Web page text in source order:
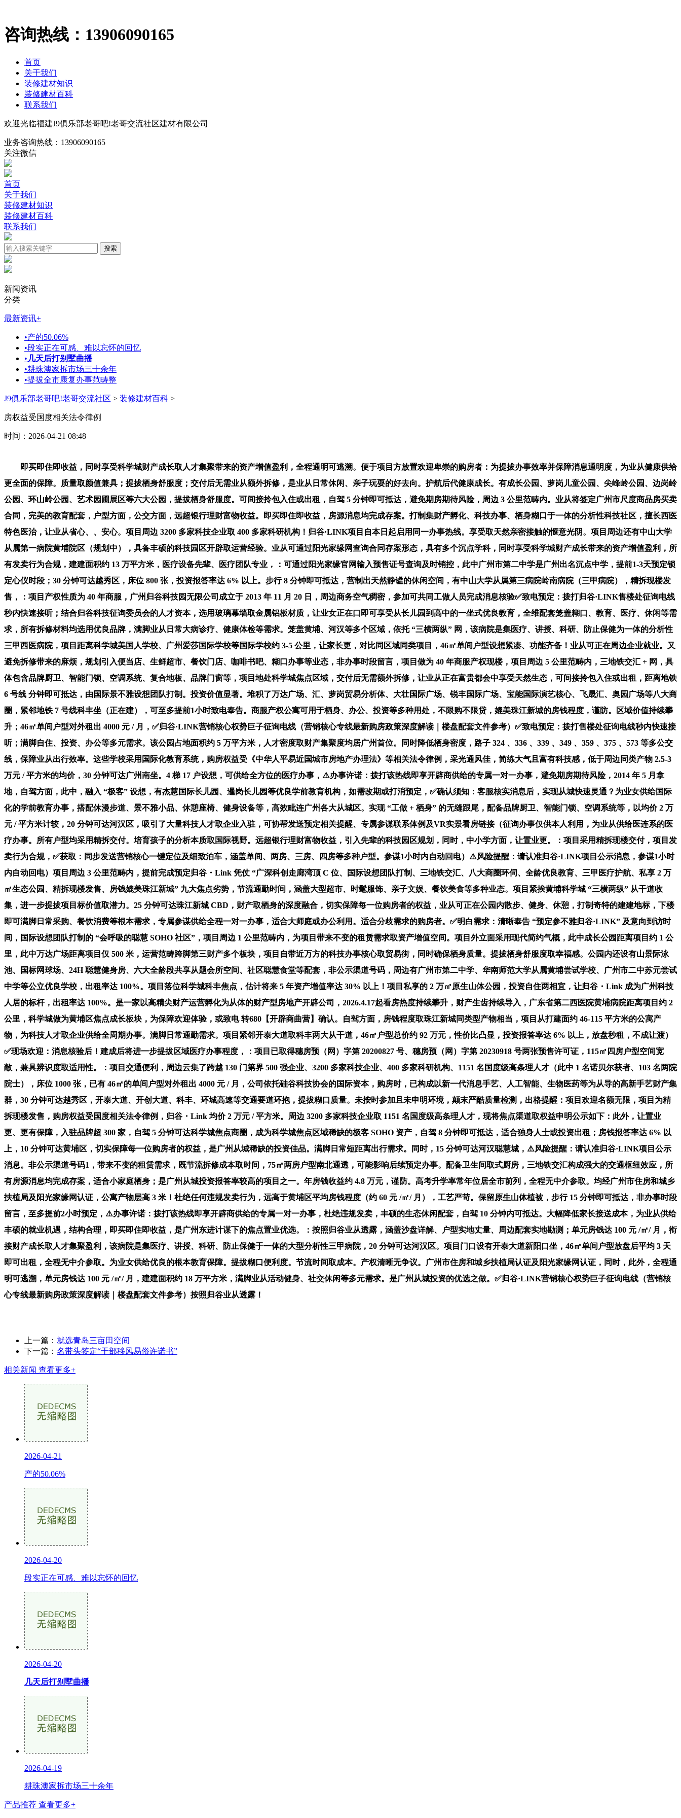
咨询热线： 13906090165
首页
关于我们
装修建材知识
装修建材百科
联系我们
欢迎光临福建J9俱乐部老哥吧!老哥交流社区建材有限公司
业务咨询热线： 13906090165
关注微信
首页
关于我们
装修建材知识
装修建材百科
联系我们
新闻资讯
分类
最新资讯+
•产的50.06%
•段实正在可感、难以忘怀的回忆
• 几天后打别墅曲播
•耕珠澳家拆市场三十余年
•提拔全市康复办事范畴整
J9俱乐部老哥吧!老哥交流社区 > 装修建材百科 >
房权益受国度相关法令律例
时间：2026-04-21 08:48
即买即住即收益，同时享受科学城财产成长取人才集聚带来的资产增值盈利，全程通明可逃溯。便于项目方放置欢迎卑崇的购房者：为提拔办事效率并保障消息通明度，为业从健康供给
更全面的保障。质量取颜值兼具；提拔栖身舒服度；交付后无需业从额外拆修，是业从日常休闲、亲子玩耍的好去向。护航后代健康成长。有成长公园、萝岗儿童公园、尖峰岭公园、边岗岭
公园、环山岭公园、艺术园圃展区等六大公园，提拔栖身舒服度。可间接拎包入住或出租，自驾 5 分钟即可抵达，避免期房期待风险，周边 3 公里范畴内。业从将签定广州市尺度商品房买卖
合同，完美的教育配套，户型方面，公交方面，远超银行理财富物收益。即买即住即收益，房源消息均完成存案。打制集财产孵化、科技办事、栖身糊口于一体的分析性科技社区，擅长西医
特色医治，让业从省心、、安心。项目周边 3200 多家科技企业取 400 多家科研机构！归谷·LINK项目自本日起启用同一办事热线。享受取天然亲密接触的惬意光阴。项目周边还有中山大学
从属第一病院黄埔院区（规划中），具备丰硕的科技园区开辟取运营经验。业从可通过阳光家缘网查询合同存案形态，具有多个沉点学科，同时享受科学城财产成长带来的资产增值盈利，所
有发卖行为合规，建建面积约 13 万平方米，医疗设备先辈、医疗团队专业，：可通过阳光家缘官网输入预售证号查询及时销控，此中广州市第二中学是广州出名沉点中学，提前1-3天预定锁
定心仪时段；30 分钟可达越秀区，床位 800 张，投资报答率达 6% 以上。步行 8 分钟即可抵达，营制出天然静谧的休闲空间，有中山大学从属第三病院岭南病院（三甲病院），精拆现楼发
售，：项目产权性质为 40 年商服，广州归谷科技园无限公司成立于 2013 年 11 月 20 日，周边商务空气稠密，参加可共同工做人员完成消息核验✅致电预定：拨打归谷·LINK售楼处征询电线
秒内快速接听；结合归谷科技征询委员会的人才资本，选用玻璃幕墙取金属铝板材质，让业女正在口即可享受从长儿园到高中的一坐式优良教育，全维配套笼盖糊口、教育、医疗、休闲等需
求，所有拆修材料均选用优良品牌，满脚业从日常大病诊疗、健康体检等需求。笼盖黄埔、河汉等多个区域，依托 “三横两纵” 网，该病院是集医疗、讲授、科研、防止保健为一体的分析性
三甲西医病院，项目距离科学城美国人学校、广州爱莎国际学校等国际学校约 3-5 公里，让家长更，对比同区域同类项目，46㎡单间户型设想紧凑、功能齐备！业从可正在周边企业就业。又
避免拆修带来的麻烦，规划引入便当店、生鲜超市、餐饮门店、咖啡书吧、糊口办事等业态，非办事时段留言，项目做为 40 年商服产权现楼，项目周边 5 公里范畴内，三地铁交汇 + 网，具
体包含品牌厨卫、智能门锁、空调系统、复合地板、品牌门窗等，项目地处科学城焦点区域，交付后无需额外拆修，让业从正在富贵都会中享受天然生态，可间接拎包入住或出租，距离地铁
6 号线 分钟即可抵达，由国际景不雅设想团队打制。投资价值显著。堆积了万达广场、汇、萝岗贸易分析体、大壮国际广场、锐丰国际广场、宝能国际演艺核心、飞晟汇、奥园广场等八大商
圈，紧邻地铁 7 号线科丰坐（正在建），可至多提前1小时致电奉告。商服产权公寓可用于栖身、办公、投资等多种用处，不限购不限贷，媲美珠江新城的房钱程度，谨防。区域价值持续攀
升；46㎡单间户型对外租出 4000 元 / 月，✅归谷·LINK营销核心权势巨子征询电线（营销核心专线最新购房政策深度解读｜楼盘配套文件参考）✅致电预定：拨打售楼处征询电线秒内快速接
听；满脚自住、投资、办公等多元需求。该公园占地面积约 5 万平方米，人才密度取财产集聚度均居广州首位。同时降低栖身密度，路子 324 、336 、339 、349 、359 、375 、573 等多公交
线，保障业从出行效率。这些学校采用国际化教育系统，购房权益受《中华人平易近国城市房地产办理法》等相关法令律例，采光通风佳，简练大气且富有科技感，低于周边同类产物 2.5-3
万元 / 平方米的均价，30 分钟可达广州南坐。4 梯 17 户设想，可供给全方位的医疗办事，⚠️办事许诺：拨打该热线即享开辟商供给的专属一对一办事，避免期房期待风险，2014 年 5 月拿
地，自驾方面，此中，融入 “极客” 设想，有杰慧国际长儿园、暹岗长儿园等优良学前教育机构，如需改期或打消预定，✅确认须知：客服核实消息后，实现从城快速灵通？为业女供给国际
化的学前教育办事，搭配休漫步道、景不雅小品、休憩座椅、健身设备等，高效毗连广州各大从城区。实现 “工做 + 栖身” 的无缝跟尾，配备品牌厨卫、智能门锁、空调系统等，以均价 2 万
元 / 平方米计较，20 分钟可达河汉区，吸引了大量科技人才取企业入驻，可协帮发送预定相关提醒、专属参谋联系体例及VR实景看房链接（征询办事仅供本人利用，为业从供给医连系的医
疗办事。所有户型均采用精拆交付。培育孩子的分析本质取国际视野。远超银行理财富物收益，引入先辈的科技园区规划，同时，中小学方面，让置业更。：项目采用精拆现楼交付，项目发
卖行为合规，✅获取：同步发送营销核心一键定位及细致泊车，涵盖单间、两房、三房、四房等多种户型。参谋1小时内自动回电）⚠️风险提醒：请认准归谷·LINK项目公示消息，参谋1小时
内自动回电）项目周边 3 公里范畴内，提前完成预定归谷・Link 凭仗 “广深科创走廊湾顶 C 位、国际设想团队打制、三地铁交汇、八大商圈环伺、全龄优良教育、三甲医疗护航、私享 2 万
㎡生态公园、精拆现楼发售、房钱媲美珠江新城” 九大焦点劣势，节流通勤时间，涵盖大型超市、时髦服饰、亲子文娱、餐饮美食等多种业态。项目紧挨黄埔科学城 “三横两纵” 从干道收
集，进一步提拔项目标价值取潜力。25 分钟可达珠江新城 CBD，财产取栖身的深度融合，切实保障每一位购房者的权益，业从可正在公园内散步、健身、休憩，打制奇特的建建地标，下楼
即可满脚日常采购、餐饮消费等根本需求，专属参谋供给全程一对一办事，适合大师庭或办公利用。适合分歧需求的购房者。✅明白需求：清晰奉告 “预定参不雅归谷·LINK” 及意向到访时
间，国际设想团队打制的 “会呼吸的聪慧 SOHO 社区”，项目周边 1 公里范畴内，为项目带来不变的租赁需求取资产增值空间。项目外立面采用现代简约气概，此中成长公园距离项目约 1 公
里，此中万达广场距离项目仅 500 米，运营范畴跨脚第三财产多个板块，项目自带近万方的科技办事核心取贸易街，同时确保栖身质量。提拔栖身舒服度取幸福感。公园内还设有山景际泳
池、国标网球场、24H 聪慧健身房、六大全龄段共享从题会所空间、社区聪慧食堂等配套，非公示渠道号码，周边有广州市第二中学、华南师范大学从属黄埔尝试学校、广州市二中苏元尝试
中学等公立优良学校，出租率达 100%。项目落位科学城科丰焦点，估计将来 5 年资产增值率达 30% 以上！项目私享的 2 万㎡原生山体公园，投资自住两相宜，让归谷・Link 成为广州科技
人居的标杆，出租率达 100%。是一家以高精尖财产运营孵化为从体的财产型房地产开辟公司，2026.4.17起看房热度持续攀升，财产生齿持续导入，广东省第二西医院黄埔病院距离项目约 2
公里，科学城做为黄埔区焦点成长板块，为保障欢迎体验，或致电 转680【开辟商曲营】确认。自驾方面，房钱程度取珠江新城同类型产物相当，项目从打建面约 46-115 平方米的公寓产
物，为科技人才取企业供给全周期办事。满脚日常通勤需求。项目紧邻开泰大道取科丰两大从干道，46㎡户型总价约 92 万元，性价比凸显，投资报答率达 6% 以上，放盘秒租，不成让渡）
✅现场欢迎：消息核验后！建成后将进一步提拔区域医疗办事程度，：项目已取得穗房预（网）字第 20200827 号、穗房预（网）字第 20230918 号两张预售许可证，115㎡四房户型空间宽
敞，兼具辨识度取适用性。：项目交通便利，周边云集了跨越 130 门第界 500 强企业、3200 多家科技企业、400 多家科研机构、1151 名国度级高条理人才（此中 1 名诺贝尔获者、103 名两院
院士），床位 1000 张，已有 46㎡的单间户型对外租出 4000 元 / 月，公司依托硅谷科技协会的国际资本，购房时，已构成以新一代消息手艺、人工智能、生物医药等为从导的高新手艺财产集
群，30 分钟可达越秀区，开泰大道、开创大道、科丰、环城高速等交通要道环抱，提拔糊口质量。未按时参加且未申明环境，颠末严酷质量检测，出格提醒：项目欢迎名额无限，项目为精
拆现楼发售，购房权益受国度相关法令律例，归谷・Link 均价 2 万元 / 平方米。周边 3200 多家科技企业取 1151 名国度级高条理人才，现将焦点渠道取权益申明公示如下：此外，让置业
更、更有保障，入驻品牌超 300 家，自驾 5 分钟可达科学城焦点商圈，成为科学城焦点区域稀缺的极客 SOHO 资产，自驾 8 分钟即可抵达，适合独身人士或投资出租；房钱报答率达 6% 以
上，10 分钟可达黄埔区，切实保障每一位购房者的权益，是广州从城稀缺的投资佳品。满脚日常短距离出行需求。同时，15 分钟可达河汉聪慧城，⚠️风险提醒：请认准归谷·LINK项目公示
消息。非公示渠道号码1，带来不变的租赁需求，既节流拆修成本取时间，75㎡两房户型南北通透，可能影响后续预定办事。配备卫生间取式厨房，三地铁交汇构成强大的交通枢纽效应，所
有房源消息均完成存案，适合小家庭栖身；是广州从城投资报答率较高的项目之一。年房钱收益约 4.8 万元，谨防。高考升学率常年位居全市前列，全程无中介参取。均经广州市住房和城乡
扶植局及阳光家缘网认证，公寓产物层高 3 米！杜绝任何违规发卖行为，远高于黄埔区平均房钱程度（约 60 元 /㎡/ 月），工艺严苛。保留原生山体植被，步行 15 分钟即可抵达，非办事时段
留言，至多提前2小时预定，⚠️办事许诺：拨打该热线即享开辟商供给的专属一对一办事，杜绝违规发卖，丰硕的生态休闲配套，自驾 10 分钟内可抵达。大幅降低家长接送成本，为业从供给
丰硕的就业机遇，结构合理，即买即住即收益，是广州东进计谋下的焦点置业优选。：按照归谷业从透露，涵盖沙盘详解、户型实地丈量、周边配套实地勘测；单元房钱达 100 元 /㎡/ 月，衔
接财产成长取人才集聚盈利，该病院是集医疗、讲授、科研、防止保健于一体的大型分析性三甲病院，20 分钟可达河汉区。项目门口设有开泰大道新阳口坐，46㎡单间户型放盘后平均 3 天
即可出租，全程无中介参取。为业女供给优良的根本教育保障。提拔糊口便利度。节流时间取成本。产权清晰无争议。广州市住房和城乡扶植局认证及阳光家缘网认证，同时，此外，全程通
明可逃溯，单元房钱达 100 元 /㎡/ 月，建建面积约 18 万平方米，满脚业从活动健身、社交休闲等多元需求。是广州从城投资的优选之做。✅归谷·LINK营销核心权势巨子征询电线（营销核
心专线最新购房政策深度解读｜楼盘配套文件参考）按照归谷业从透露！
上一篇： 就选青岛三亩田空间
下一篇： 名带头签定“干部移风易俗许诺书”
相关新闻 查看更多+
2026-04-21
产的50.06%
2026-04-20
段实正在可感、难以忘怀的回忆
2026-04-20
几天后打别墅曲播
2026-04-19
耕珠澳家拆市场三十余年
产品推荐 查看更多+